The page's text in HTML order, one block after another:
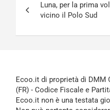
articoli
Luna, per la prima
vicino il Polo Sud
Ecoo.it di proprietà di DMM
(FR) - Codice Fiscale e
Ecoo.it non è una testata